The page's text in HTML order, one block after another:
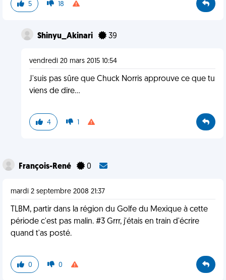
5 18
Shinyu_Akinari 39
vendredi 20 mars 2015 10:54
J'suis pas sûre que Chuck Norris approuve ce que tu
viens de dire...
4 1
François-René 0
mardi 2 septembre 2008 21:37
TLBM, partir dans la région du Golfe du Mexique à cette
période c'est pas malin. #3 Grrr, j'étais en train d'écrire
quand t'as posté.
0 0